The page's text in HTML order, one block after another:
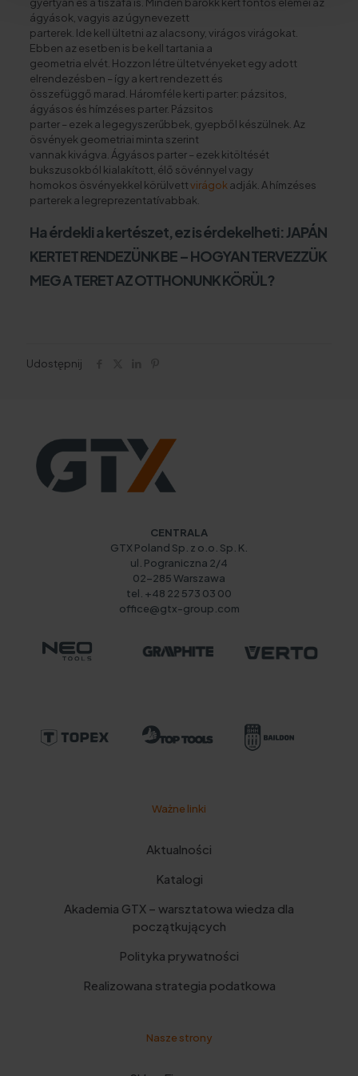
ágyások, vagyis az úgynevezett
parterek. Ide kell ültetni az alacsony, virágos virágokat.
Ebben az esetben is be kell tartania a
geometria elvét. Hozzon létre ültetvényeket egy adott
elrendezésben – így a kert rendezett és
összefüggő marad. Háromféle kerti parter: pázsitos,
ágyásos és hímzéses parter. Pázsitos
parter – ezek a legegyszerűbbek, gyepből készülnek. Az
ösvények geometriai minta szerint
vannak kivágva. Ágyásos parter – ezek kitöltését
bukszusokból kialakított, élő sövénnyel vagy
homokos ösvényekkel körülvettvirágok adják. A hímzéses
parterek a legreprezentatívabbak.
Ha érdekli a kertészet, ez is érdekelheti: JAPÁN
KERTET RENDEZÜNK BE – HOGYAN TERVEZZÜK
MEG A TERET AZ OTTHONUNK KÖRÜL?
Udostępnij
CENTRALA
GTX Poland Sp. z o.o. Sp. K.
ul. Pograniczna 2/4
02-285 Warszawa
tel. +48 22 573 03 00
office@gtx-group.com
Ważne linki
Aktualności
Katalogi
Akademia GTX – warsztatowa wiedza dla
początkujących
Polityka prywatności
Realizowana strategia podatkowa
Nasze strony